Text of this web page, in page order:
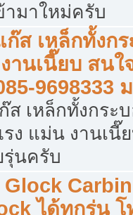
ามาใหม่ครับ
ส เหล็กทั้งกร
านเนี๊ยบ สนใ
9698333
เหล็กทั้งกระ
รง แม่น งานเนี๊
รุ่นครับ
Glock
ได้ทุกรุ่น โ